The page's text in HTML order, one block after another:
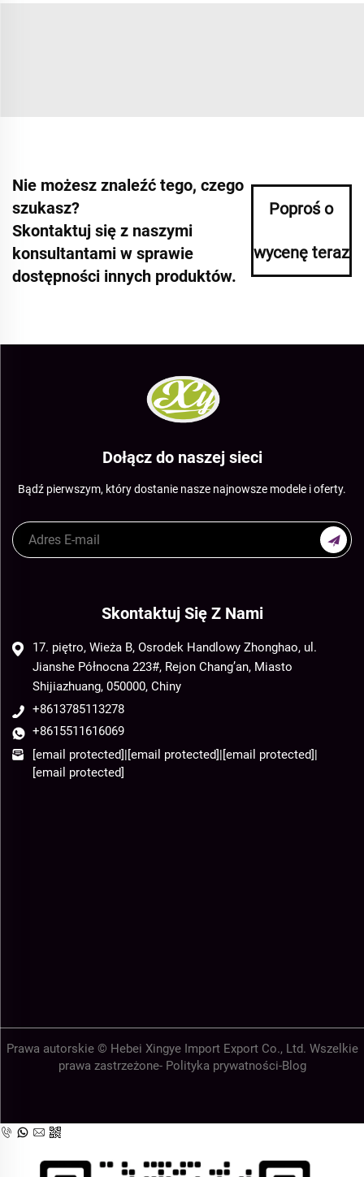
Nie możesz znaleźć tego, czego
szukasz?
Skontaktuj się z naszymi
konsultantami w sprawie
dostępności innych produktów.
Poproś o
wycenę teraz
Dołącz do naszej sieci
Bądź pierwszym, który dostanie nasze najnowsze modele i oferty.
Skontaktuj Się Z Nami
17. piętro, Wieża B, Osrodek Handlowy Zhonghao, ul.
Jianshe Północna 223#, Rejon Chang’an, Miasto
Shijiazhuang, 050000, Chiny
+8613785113278
+8615511616069
[email protected]|[email protected]|[email protected]|
[email protected]
Prawa autorskie © Hebei Xingye Import Export Co., Ltd. Wszelkie
prawa zastrzeżone- Polityka prywatności-Blog